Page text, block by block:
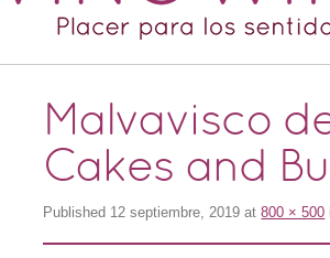
Malvavisco
Cakes and
Published 12 septiembre, 2019 at800 × 500